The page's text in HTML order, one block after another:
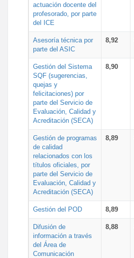
actuación docente del
profesorado, por parte
del ICE
Asesoría técnica por
parte del ASIC
8,92
Gestión del Sistema
SQF (sugerencias,
quejas y
felicitaciones) por
parte del Servicio de
Evaluación, Calidad y
Acreditación (SECA)
8,90
Gestión de programas
de calidad
relacionados con los
títulos oficiales, por
parte del Servicio de
Evaluación, Calidad y
Acreditación (SECA)
8,89
Gestión del POD 8,89
Difusión de
información a través
del Área de
Comunicación
8,88